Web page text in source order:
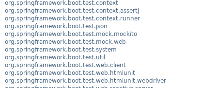
org.springframework.boot.test.context
org.springframework.boot.test.context.assertj
org.springframework.boot.test.context.runner
org.springframework.boot.test.json
org.springframework.boot.test.mock.mockito
org.springframework.boot.test.mock.web
org.springframework.boot.test.system
org.springframework.boot.test.util
org.springframework.boot.test.web.client
org.springframework.boot.test.web.htmlunit
org.springframework.boot.test.web.htmlunit.webdriver